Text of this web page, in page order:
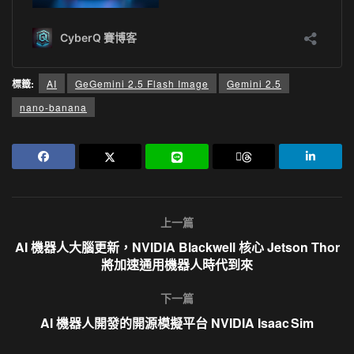
標籤: AI GeGemini 2.5 Flash Image
Gemini 2.5
nano-banana
上一篇
AI 機器人大腦更新，NVIDIA Blackwell 核心 Jetson Thor
將加速通用機器人時代到來
下一篇
AI 機器人開發的開源模擬平台 NVIDIA Isaac Sim